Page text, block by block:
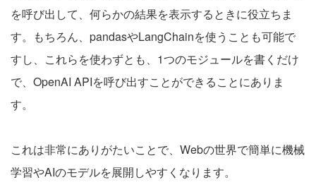
を呼び出して、何らかの結果を表示するときに役立ちま
す。もちろん、pandasやLangChainを使うことも可能で
すし、これらを使わずとも、1つのモジュールを書くだけ
で、OpenAI APIを呼び出すことができることにありま
す。
これは非常にありがたいことで、Webの世界で簡単に機械
学習やAIのモデルを展開しやすくなります。